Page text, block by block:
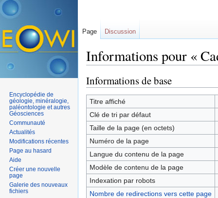
Informations pour «
Informations de base
Titre affiché
Clé de tri par défaut
Taille de la page (en octets)
Numéro de la page
Langue du contenu de la page
Modèle de contenu de la page
Indexation par robots
Nombre de redirections vers cette page
Page Discussion
Encyclopédie de
géologie, minéralogie,
paléontologie et autres
Géosciences
Communauté
Actualités
Modifications récentes
Page au hasard
Aide
Créer une nouvelle
page
Galerie des nouveaux
fichiers